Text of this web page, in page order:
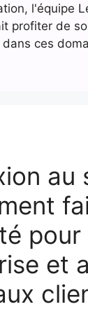
l'équipe
profiter de
dans ces
au
pour
et